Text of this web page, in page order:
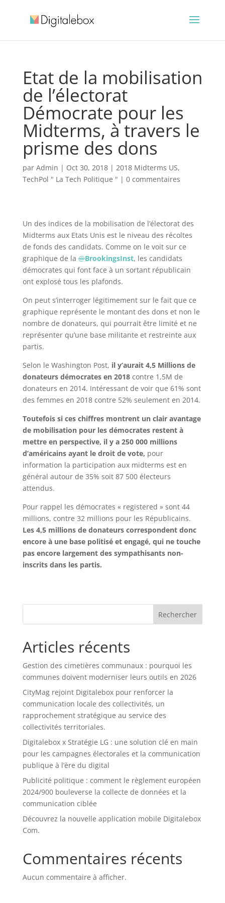
Etat de la mobilisation
de l’électorat
Démocrate pour les
Midterms, à travers le
prisme des dons
par Admin | Oct 30, 2018| 2018 Midterms US,
TechPol " La Tech Politique " | 0 commentaires
Un des indices de la mobilisation de l’électorat des
Midterms aux Etats Unis est le niveau des récoltes
de fonds des candidats. Comme on le voit sur ce
graphique de la@BrookingsInst, les candidats
démocrates qui font face à un sortant républicain
ont explosé tous les plafonds.
On peut s’interroger légitimement sur le fait que ce
graphique représente le montant des dons et non le
nombre de donateurs, qui pourrait être limité et ne
représenter qu’une base militante et restreinte aux
partis.
Selon le Washington Post, il y’aurait 4,5 Millions de
donateurs démocrates en 2018contre 1,5M de
donateurs en 2014. Intéressant de voir que 61% sont
des femmes en 2018 contre 52% seulement en 2014.
Toutefois si ces chiffres montrent un clair avantage
de mobilisation pour les démocrates restent à
mettre en perspective, il y a 250 000 millions
d’américains ayant le droit de vote, pour
information la participation aux midterms est en
général autour de 35% soit 87 500 électeurs
attendus.
Pour rappel les démocrates « registered » sont 44
millions, contre 32 millions pour les Républicains.
Les 4,5 millions de donateurs correspondent donc
encore à une base politisé et engagé, qui ne touche
pas encore largement des sympathisants non-
inscrits dans les partis.
Rechercher
Articles récents
Gestion des cimetières communaux : pourquoi les
communes doivent moderniser leurs outils en 2026
CityMag rejoint Digitalebox pour renforcer la
communication locale des collectivités, un
rapprochement stratégique au service des
collectivités territoriales.
Digitalebox x Stratégie LG : une solution clé en main
pour les campagnes électorales et la communication
publique à l’ère du digital
Publicité politique : comment le règlement européen
2024/900 bouleverse la collecte de données et la
communication ciblée
Découvrez la nouvelle application mobile Digitalebox
Com.
Commentaires récents
Aucun commentaire à afficher.